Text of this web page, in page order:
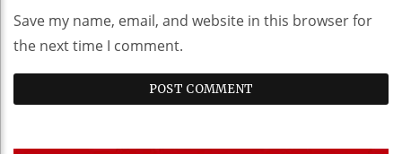
Save my name, email, and website in this browser for
the next time I comment.